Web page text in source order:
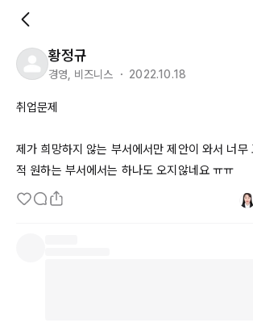
황정규
경영, 비즈니스 ・ 2022.10.18
취업문제
제가 희망하지 않는 부서에서만 제안이 와서 너무
적 원하는 부서에서는 하나도 오지않네요 ㅠㅠ